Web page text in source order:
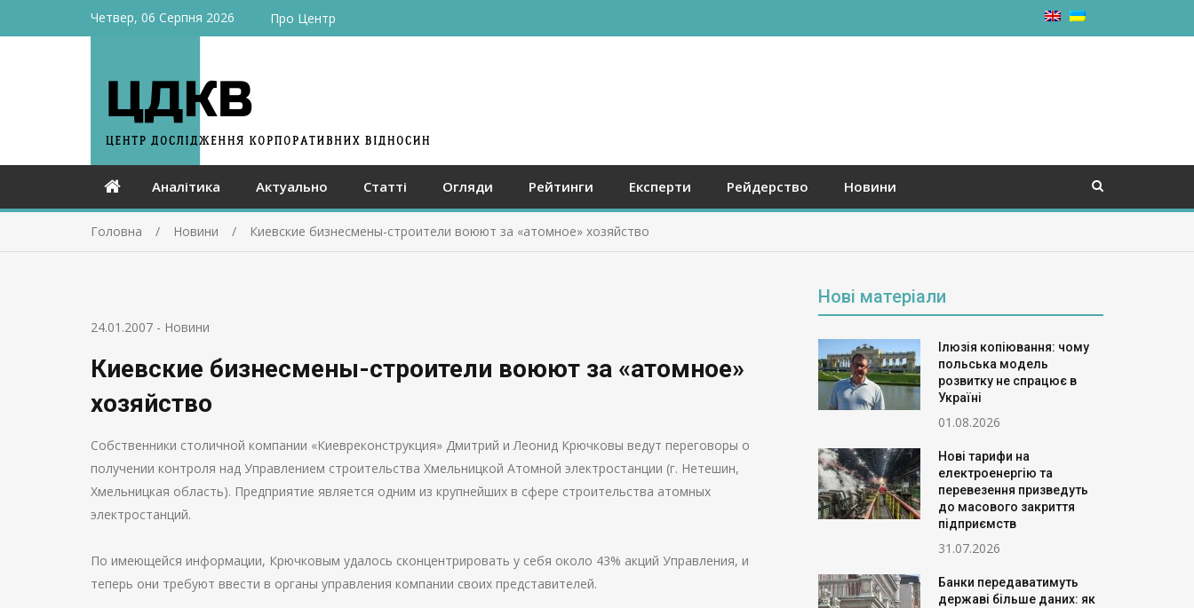
Четвер, 06 Серпня 2026 Про Центр
Аналітика Актуально Статті Огляди Рейтинги Експерти Рейдерство Новини
Головна Новини Киевские бизнесмены-строители воюют за «атомное» хозяйство
24.01.2007 - Новини
Киевские бизнесмены-строители воюют за «атомное»
хозяйство
Собственники столичной компании «Киевреконструкция» Дмитрий и Леонид Крючковы ведут переговоры о
получении контроля над Управлением строительства Хмельницкой Атомной электростанции (г. Нетешин,
Хмельницкая область). Предприятие является одним из крупнейших в сфере строительства атомных
электростанций.
По имеющейся информации, Крючковым удалось сконцентрировать у себя около 43% акций Управления, и
теперь они требуют ввести в органы управления компании своих представителей.
Нові матеріали
Ілюзія копіювання: чому
польська модель
розвитку не спрацює в
Україні
01.08.2026
Нові тарифи на
електроенергію та
перевезення призведуть
до масового закриття
підприємств
31.07.2026
Банки передаватимуть
державі більше даних: як